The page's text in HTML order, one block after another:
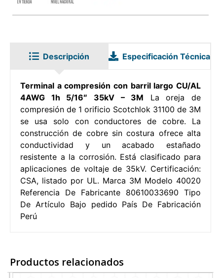
Descripción Especificación Técnica
Terminal a compresión con barril largo CU/AL
4AWG 1h 5/16″ 35kV – 3M La oreja de
compresión de 1 orificio Scotchlok 31100 de 3M
se usa solo con conductores de cobre. La
construcción de cobre sin costura ofrece alta
conductividad y un acabado estañado
resistente a la corrosión. Está clasificado para
aplicaciones de voltaje de 35kV. Certificación:
CSA, listado por UL. Marca 3M Modelo 40020
Referencia De Fabricante 80610033690 Tipo
De Artículo Bajo pedido País De Fabricación
Perú
Productos relacionados